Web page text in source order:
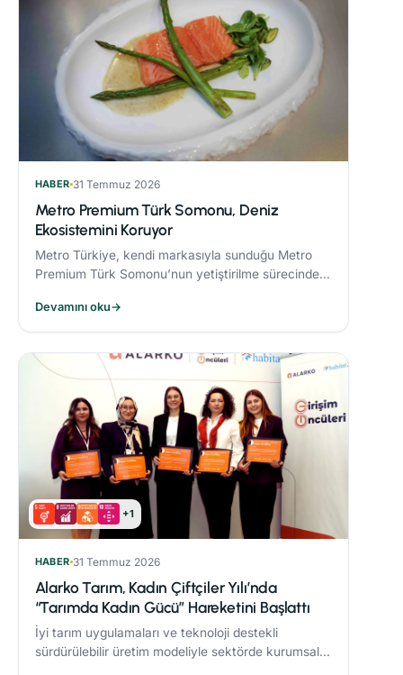
HABER 31 Temmuz 2026
Metro Premium Türk Somonu, Deniz
Ekosistemini Koruyor
Metro Türkiye, kendi markasıyla sunduğu Metro
Premium Türk Somonu’nun yetiştirilme sürecinde
uyguluyor.
Devamını oku→
+1
HABER 31 Temmuz 2026
Alarko Tarım, Kadın Çiftçiler Yılı’nda
“Tarımda Kadın Gücü” Hareketini Başlattı
İyi tarım uygulamaları ve teknoloji destekli
sürdürülebilir üretim modeliyle sektörde kurumsal